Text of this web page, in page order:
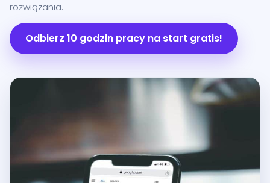
rozwiązania.
Odbierz 10 godzin pracy na start gratis!